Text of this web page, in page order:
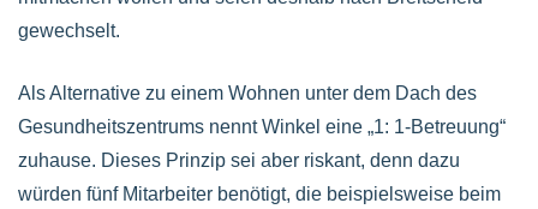
gewechselt.
Als Alternative zu einem Wohnen unter dem Dach des
Gesundheitszentrums nennt Winkel eine „1: 1-Betreuung“
zuhause. Dieses Prinzip sei aber riskant, denn dazu
würden fünf Mitarbeiter benötigt, die beispielsweise beim